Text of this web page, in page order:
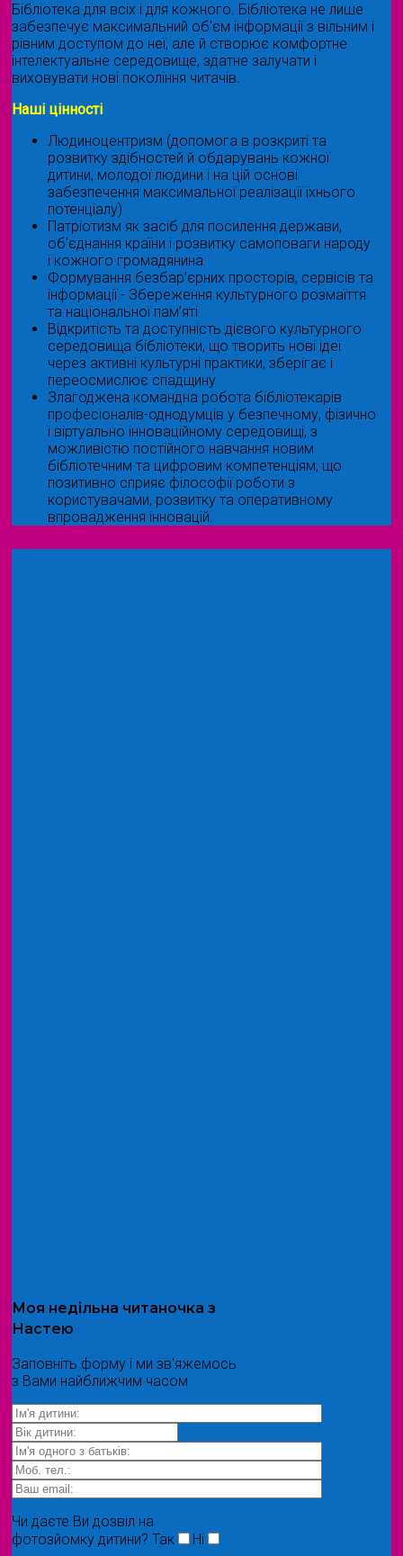
Бібліотека для всіх і для кожного. Бібліотека не лише
забезпечує максимальний об'єм інформації з вільним і
рівним доступом до неї, але й створює комфортне
інтелектуальне середовище, здатне залучати і
виховувати нові покоління читачів.
Наші цінності
Людиноцентризм (допомога в розкриті та
розвитку здібностей й обдарувань кожної
дитини, молодої людини і на цій основі
забезпечення максимальної реалізації їхнього
потенціалу)
Патріотизм як засіб для посилення держави,
об'єднання країни і розвитку самоповаги народу
і кожного громадянина
Формування безбар’єрних просторів, сервісів та
інформації - Збереження культурного розмаїття
та національної пам’яті
Відкритість та доступність дієвого культурного
середовища бібліотеки, що творить нові ідеї
через активні культурні практики, зберігає і
переосмислює спадщину
Злагоджена командна робота бібліотекарів
професіоналів-однодумців у безпечному, фізично
і віртуально інноваційному середовищі, з
можливістю постійного навчання новим
бібліотечним та цифровим компетенціям, що
позитивно сприяє філософії роботи з
користувачами, розвитку та оперативному
впровадження інновацій.
Моя недільна читаночка з
Настею
Заповніть форму і ми зв'яжемось
з Вами найближчим часом
Чи даєте Ви дозвіл на
фотозйомку дитини? Так Ні